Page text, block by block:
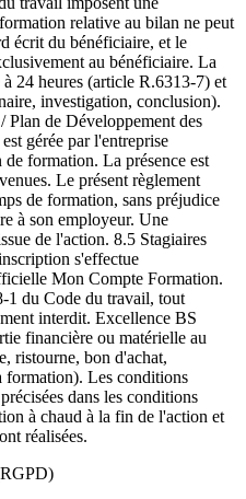
relative au bilan ne peut
écrit du bénéficiaire, et le
au bénéficiaire. La
24 heures (article R.6313-7) et
investigation, conclusion).
Plan de Développement des
gérée par l'entreprise
formation. La présence est
Le présent règlement
de formation, sans préjudice
à son employeur. Une
de l'action. 8.5 Stagiaires
s'effectue
Mon Compte Formation.
1 du Code du travail, tout
interdit. Excellence BS
financière ou matérielle au
ristourne, bon d'achat,
formation). Les conditions
dans les conditions
à chaud à la fin de l'action et
réalisées.